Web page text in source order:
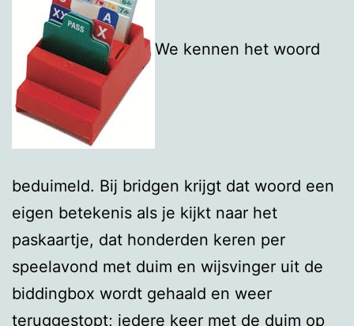
We kennen het woord
beduimeld. Bij bridgen krijgt dat woord een
eigen betekenis als je kijkt naar het
paskaartje, dat honderden keren per
speelavond met duim en wijsvinger uit de
biddingbox wordt gehaald en weer
teruggestopt; iedere keer met de duim op